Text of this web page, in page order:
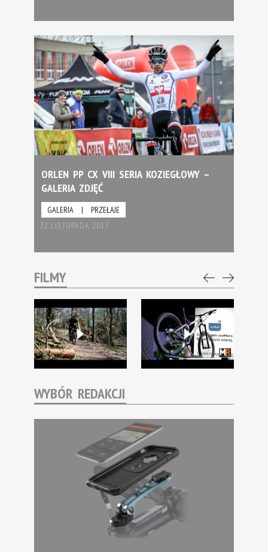
ORLEN PP CX VIII SERIA KOZIEGŁOWY –
GALERIA ZDJĘĆ
GALERIA |
PRZEŁAJE
22 LISTOPADA 2017
FILMY
WYBÓR REDAKCJI